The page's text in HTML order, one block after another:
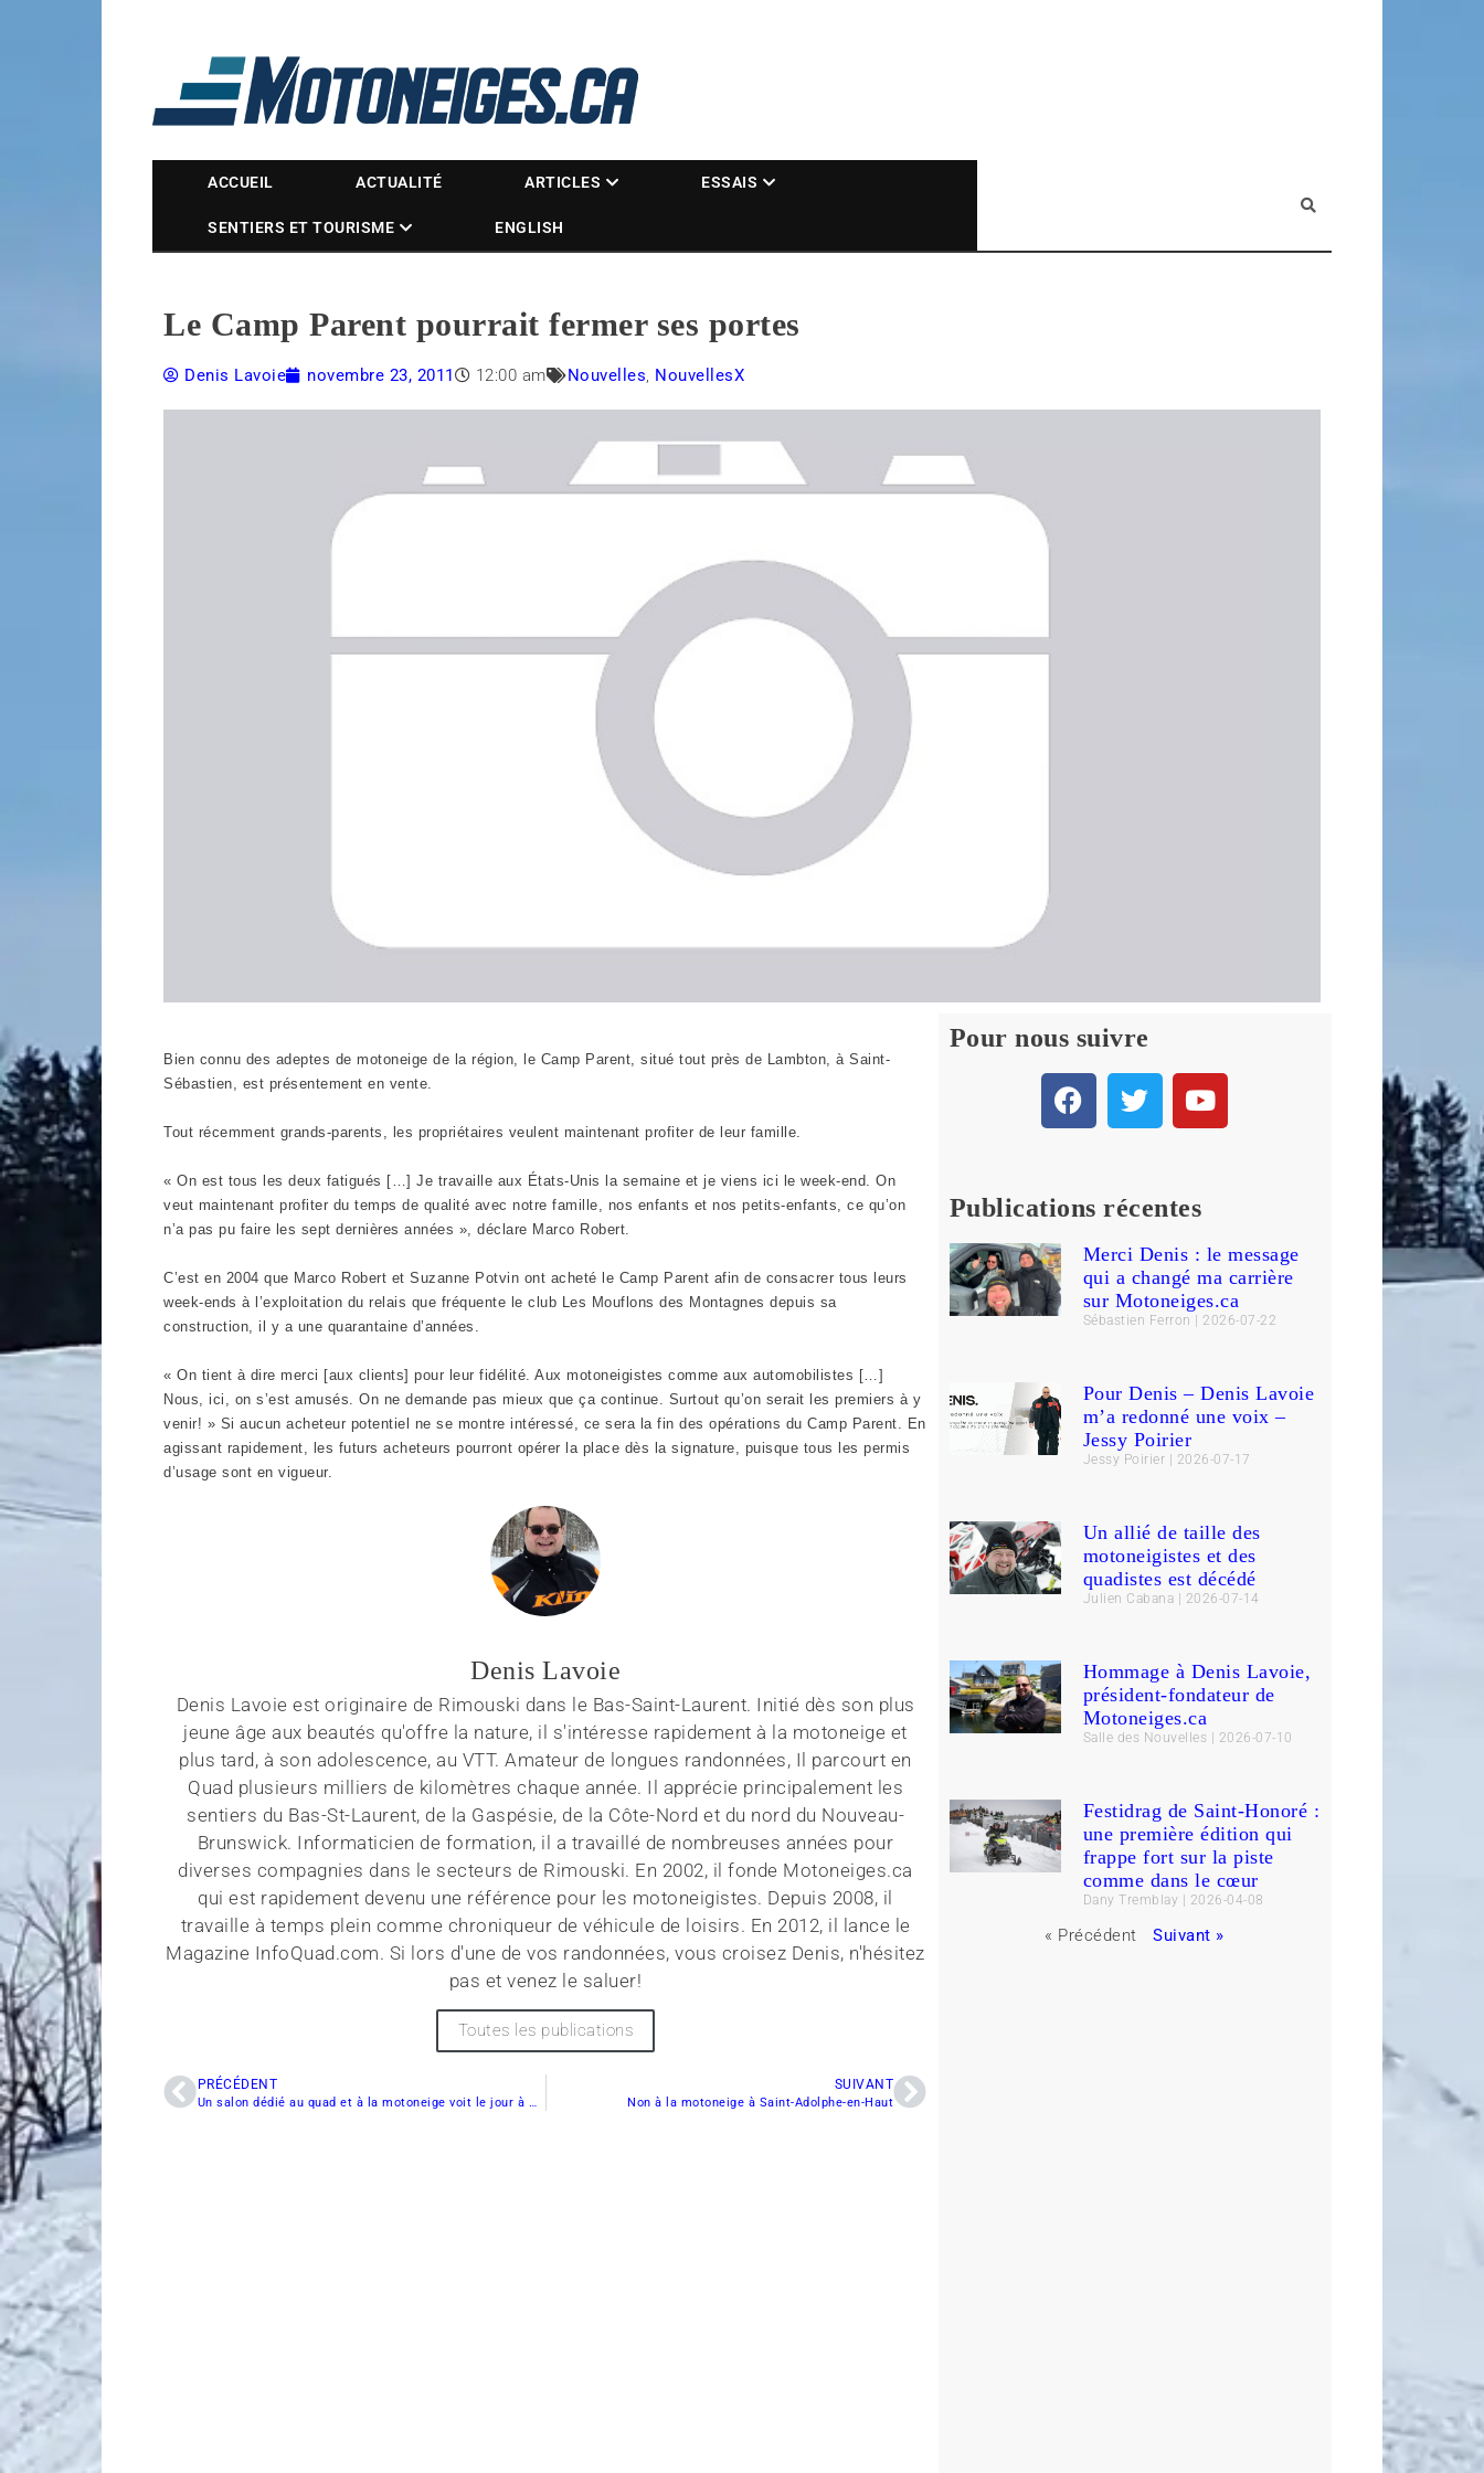
Magazine Motoneiges.ca
ACCUEIL ACTUALITÉ ARTICLES ESSAIS
SENTIERS ET TOURISME ENGLISH
Le Camp Parent pourrait fermer ses portes
Denis Lavoie novembre 23, 2011 12:00 am Nouvelles, NouvellesX
Bien connu des adeptes de motoneige de la région, le Camp Parent, situé tout près de Lambton, à Saint-
Sébastien, est présentement en vente.
Tout récemment grands-parents, les propriétaires veulent maintenant profiter de leur famille.
« On est tous les deux fatigués […] Je travaille aux États-Unis la semaine et je viens ici le week-end. On
veut maintenant profiter du temps de qualité avec notre famille, nos enfants et nos petits-enfants, ce qu’on
n’a pas pu faire les sept dernières années », déclare Marco Robert.
C’est en 2004 que Marco Robert et Suzanne Potvin ont acheté le Camp Parent afin de consacrer tous leurs
week-ends à l’exploitation du relais que fréquente le club Les Mouflons des Montagnes depuis sa
construction, il y a une quarantaine d’années.
« On tient à dire merci [aux clients] pour leur fidélité. Aux motoneigistes comme aux automobilistes […]
Nous, ici, on s’est amusés. On ne demande pas mieux que ça continue. Surtout qu’on serait les premiers à y
venir! » Si aucun acheteur potentiel ne se montre intéressé, ce sera la fin des opérations du Camp Parent. En
agissant rapidement, les futurs acheteurs pourront opérer la place dès la signature, puisque tous les permis
d’usage sont en vigueur.
Denis Lavoie
Denis Lavoie est originaire de Rimouski dans le Bas-Saint-Laurent. Initié dès son plus
jeune âge aux beautés qu'offre la nature, il s'intéresse rapidement à la motoneige et
plus tard, à son adolescence, au VTT. Amateur de longues randonnées, Il parcourt en
Quad plusieurs milliers de kilomètres chaque année. Il apprécie principalement les
sentiers du Bas-St-Laurent, de la Gaspésie, de la Côte-Nord et du nord du Nouveau-
Brunswick. Informaticien de formation, il a travaillé de nombreuses années pour
diverses compagnies dans le secteurs de Rimouski. En 2002, il fonde Motoneiges.ca
qui est rapidement devenu une référence pour les motoneigistes. Depuis 2008, il
travaille à temps plein comme chroniqueur de véhicule de loisirs. En 2012, il lance le
Magazine InfoQuad.com. Si lors d'une de vos randonnées, vous croisez Denis, n'hésitez
pas et venez le saluer!
Toutes les publications
PRÉCÉDENT
Un salon dédié au quad et à la motoneige voit le jour à Gatineau
SUIVANT
Non à la motoneige à Saint-Adolphe-en-Haut
Pour nous suivre
Publications récentes
Merci Denis : le message
qui a changé ma carrière
sur Motoneiges.ca
Sébastien Ferron 2026-07-22
Pour Denis – Denis Lavoie
m’a redonné une voix –
Jessy Poirier
Jessy Poirier 2026-07-17
Un allié de taille des
motoneigistes et des
quadistes est décédé
Julien Cabana 2026-07-14
Hommage à Denis Lavoie,
président-fondateur de
Motoneiges.ca
Salle des Nouvelles 2026-07-10
Festidrag de Saint-Honoré :
une première édition qui
frappe fort sur la piste
comme dans le cœur
Dany Tremblay 2026-04-08
« Précédent Suivant »